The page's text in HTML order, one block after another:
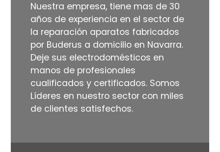
Nuestra empresa, tiene mas de 30
años de experiencia en el sector de
la reparación aparatos fabricados
por Buderus a domicilio en Navarra.
Deje sus electrodomésticos en
manos de profesionales
cualificados y certificados. Somos
Líderes en nuestro sector con miles
de clientes satisfechos.